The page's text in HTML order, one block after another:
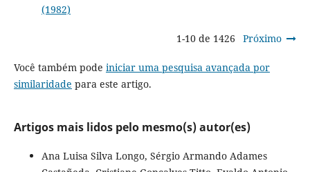
(1982)
1-10 de 1426 Próximo
Você também pode iniciar uma pesquisa avançada por
similaridade para este artigo.
Artigos mais lidos pelo mesmo(s) autor(es)
Ana Luisa Silva Longo, Sérgio Armando Adames